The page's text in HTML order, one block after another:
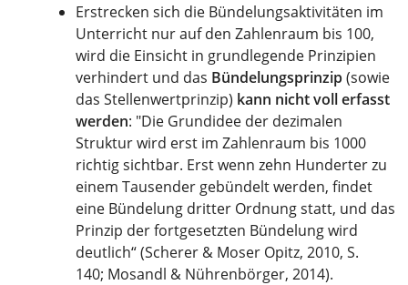
Erstrecken sich die Bündelungsaktivitäten im
Unterricht nur auf den Zahlenraum bis 100,
wird die Einsicht in grundlegende Prinzipien
verhindert und das Bündelungsprinzip(sowie
das Stellenwertprinzip) kann nicht voll erfasst
werden: "Die Grundidee der dezimalen
Struktur wird erst im Zahlenraum bis 1000
richtig sichtbar. Erst wenn zehn Hunderter zu
einem Tausender gebündelt werden, findet
eine Bündelung dritter Ordnung statt, und das
Prinzip der fortgesetzten Bündelung wird
deutlich“ (Scherer & Moser Opitz, 2010, S.
140; Mosandl & Nührenbörger, 2014).